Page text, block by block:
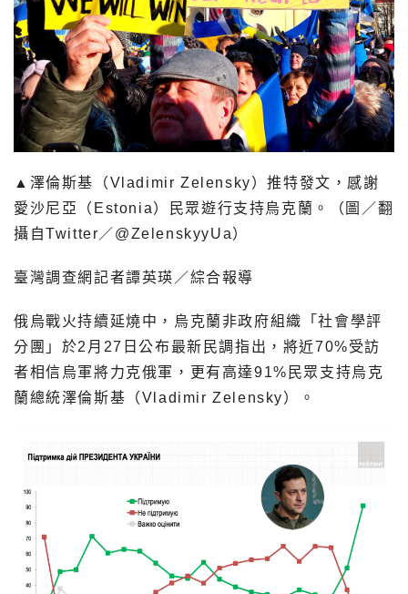
▲ 澤倫斯基（Vladimir Zelensky）推特發文，感謝
愛沙尼亞（Estonia）民眾遊行支持烏克蘭。（圖／翻
攝自Twitter／@ZelenskyyUa）
臺灣調查網記者譚英瑛／綜合報導
俄烏戰火持續延燒中，烏克蘭非政府組織「社會學評
分團」於2月27日公布最新民調指出，將近70%受訪
者相信烏軍將力克俄軍，更有高達91%民眾支持烏克
蘭總統澤倫斯基（Vladimir Zelensky）。